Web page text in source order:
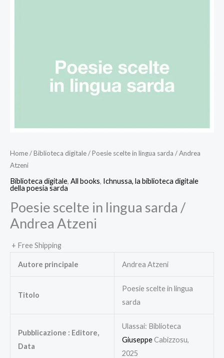
Home/Biblioteca digitale/ Poesie scelte in lingua sarda / Andrea
Atzeni
Biblioteca digitale, All books, Ichnussa, la biblioteca digitale
della poesia sarda
Poesie scelte in lingua sarda /
Andrea Atzeni
+ Free Shipping
Autore principale Andrea Atzeni
Titolo
Poesie scelte in lingua
sarda
Pubblicazione : Editore,
Data
Ulassai: Biblioteca
GiuseppeCabizzosu,
2025